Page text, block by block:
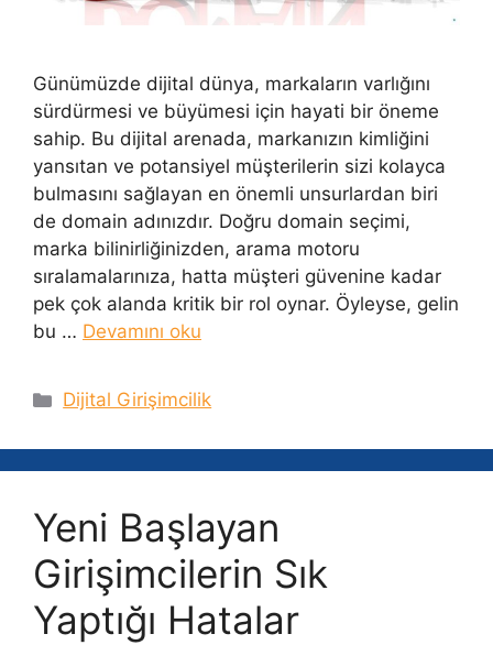
Günümüzde dijital dünya, markaların varlığını
sürdürmesi ve büyümesi için hayati bir öneme
sahip. Bu dijital arenada, markanızın kimliğini
yansıtan ve potansiyel müşterilerin sizi kolayca
bulmasını sağlayan en önemli unsurlardan biri
de domain adınızdır. Doğru domain seçimi,
marka bilinirliğinizden, arama motoru
sıralamalarınıza, hatta müşteri güvenine kadar
pek çok alanda kritik bir rol oynar. Öyleyse, gelin
bu … Devamını oku
Kategoriler
Dijital Girişimcilik
Yeni Başlayan
Girişimcilerin Sık
Yaptığı Hatalar